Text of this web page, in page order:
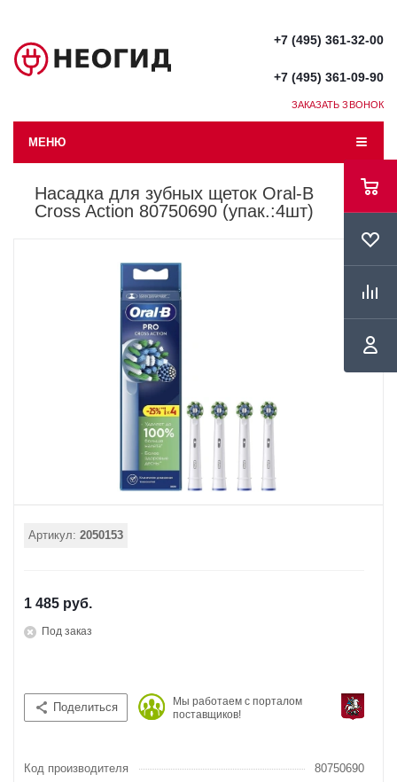
+7 (495) 361-32-00
+7 (495) 361-09-90
ЗАКАЗАТЬ ЗВОНОК
МЕНЮ
Насадка для зубных щеток Oral-B
Cross Action 80750690 (упак.:4шт)
Артикул: 2050153
1 485 руб.
Под заказ
Поделиться
Мы работаем с порталом
поставщиков!
Код производителя
80750690